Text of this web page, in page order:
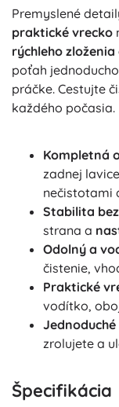
Premyslené
praktické vrecko
rýchleho
poťah
práčke. Cestujte
každého počasia.
Kompletná
zadnej
nečistotami
Stabilita
strana a
Odolný a
čistenie,
Praktické
vodítko,
zrolujete a
Špecifikácia